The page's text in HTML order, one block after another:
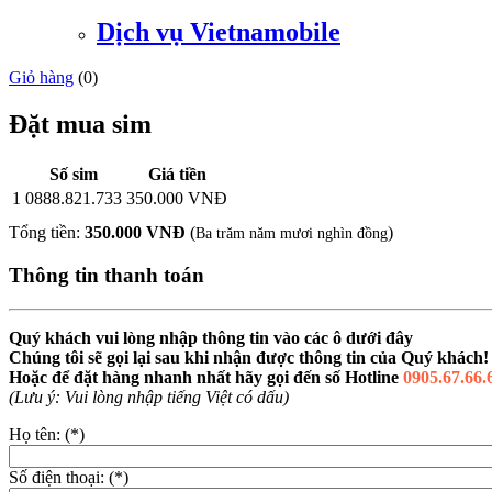
Dịch vụ Vietnamobile
Giỏ hàng (0)
Đặt mua sim
Số sim
Giá tiền
1 0888.821.733 350.000 VNĐ
Tổng tiền: 350.000 VNĐ (Ba trăm năm mươi nghìn đồng)
Thông tin thanh toán
Quý khách vui lòng nhập thông tin vào các ô dưới đây
Chúng tôi sẽ gọi lại sau khi nhận được thông tin của Quý khách!
Hoặc để đặt hàng nhanh nhất hãy gọi đến số Hotline
(Lưu ý: Vui lòng nhập tiếng Việt có dấu)
Họ tên: (*)
Số điện thoại: (*)